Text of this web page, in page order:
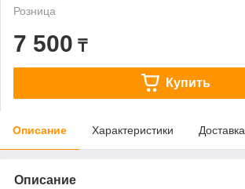
Розница
7 500 ₸
Купить
Описание Характеристики Доставка
Описание